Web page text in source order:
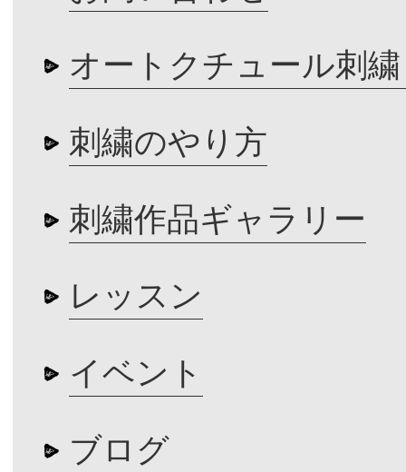
オートクチュール刺
刺繍のやり方
刺繍作品ギャラリー
レッスン
イベント
ブログ